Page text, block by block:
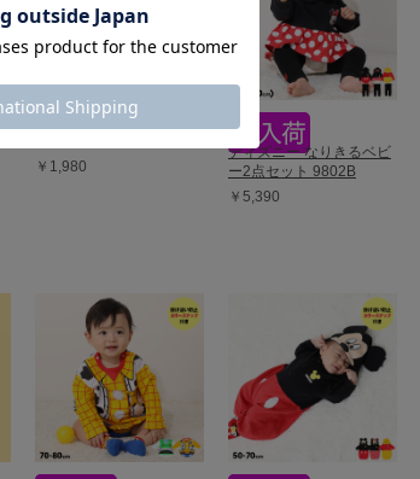
ディズニー おしりキャラ
￥1,980
ディズニー なりきるベビ
ー2点セット 9802B
￥5,390